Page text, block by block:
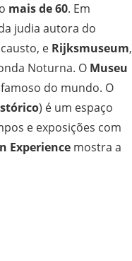
mais de 60. Em
judia autora do
e Rijksmuseum,
Noturna. O Museu
do mundo. O
) é um espaço
e exposições com
Experience mostra a